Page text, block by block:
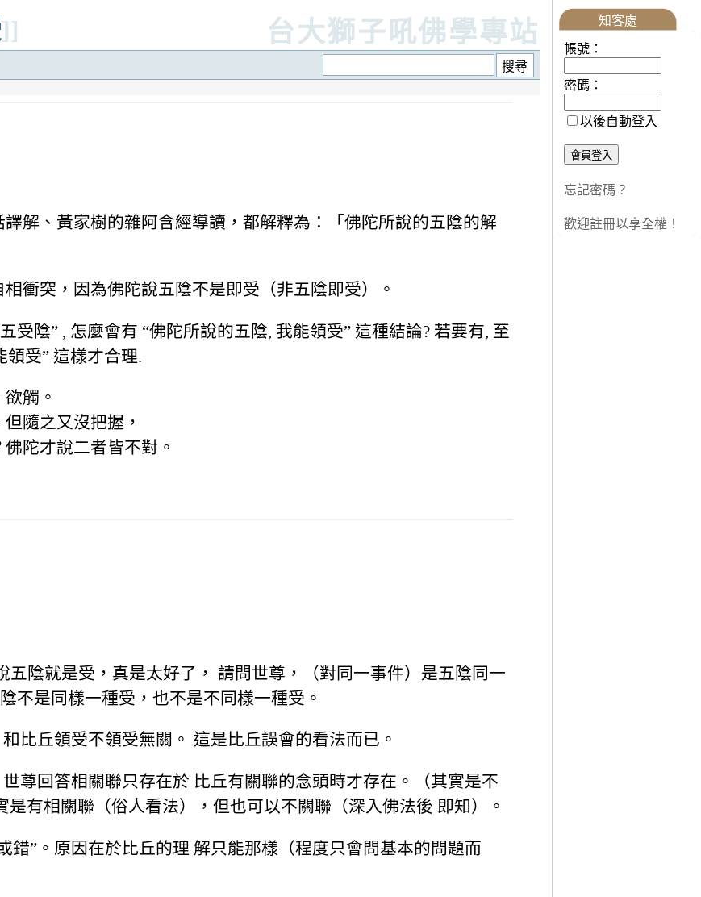
]] 台大獅子吼佛學專站
解、黃家樹的雜阿含經導讀，都解釋為：「佛陀所說的五陰的解
衝突，因為佛陀說五陰不是即受（非五陰即受）。
陰” , 怎麼會有 “佛陀所說的五陰, 我能領受” 這種結論? 若要有, 至
受” 這樣才合理.
觸。
隨之又沒把握，
陀才說二者皆不對。
五陰就是受，真是太好了， 請問世尊，（對同一事件）是五陰同一
不是同樣一種受，也不是不同樣一種受。
比丘領受不領受無關。 這是比丘誤會的看法而已。
尊回答相關聯只存在於 比丘有關聯的念頭時才存在。（其實是不
有相關聯（俗人看法），但也可以不關聯（深入佛法後 即知）。
錯”。原因在於比丘的理 解只能那樣（程度只會問基本的問題而
知客處
帳號：
密碼：
以後自動登入
忘記密碼？
歡迎註冊以享全權！